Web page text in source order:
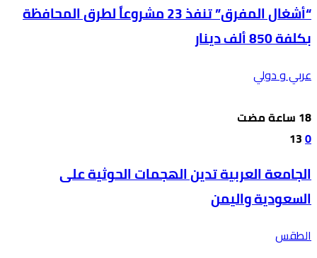
“أشغال المفرق” تنفذ 23 مشروعاً لطرق المحافظة
بكلفة 850 ألف دينار
عربي و دولي
0
13
الجامعة العربية تدين الهجمات الحوثية على
السعودية واليمن
الطقس